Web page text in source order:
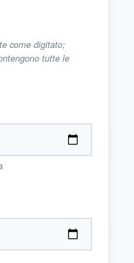
come digitato;
tutte le